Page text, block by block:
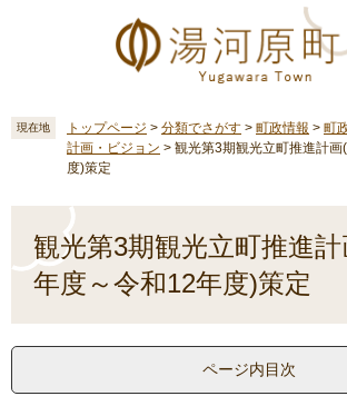
へ
現在地 トップページ > 分類でさがす > 町政情報 > 町
計画・ビジョン > 観光第3期観光立町推進計
度)策定
観光第3期観光立町推進
年度～令和12年度)策定
ページ内目次